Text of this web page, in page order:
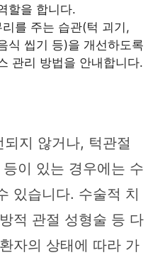
할을 합니다.
리를 주는 습관(턱 괴기,
식 씹기 등)을 개선하도록
관리 방법을 안내합니다.
지 않거나, 턱관절
이 있는 경우에는 수
있습니다. 수술적 치
적 관절 성형술 등 다
자의 상태에 따라 가